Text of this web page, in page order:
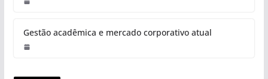
Gestão acadêmica e mercado corporativo atual